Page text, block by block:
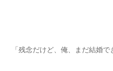
「残念だけど、俺、まだ結婚